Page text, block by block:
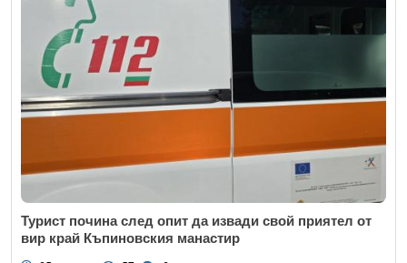
Турист почина след опит да извади свой приятел от
вир край Къпиновския манастир